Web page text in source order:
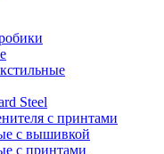
Steel
с принтами
с вышивкой
с принтами